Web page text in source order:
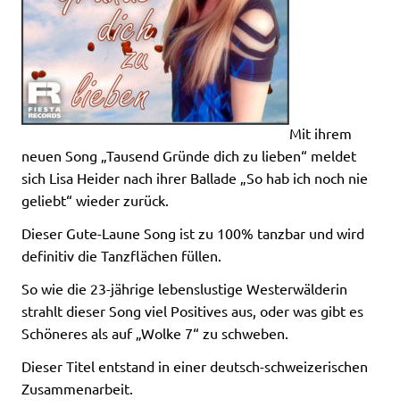
Mit ihrem
neuen Song „Tausend Gründe dich zu lieben“ meldet
sich Lisa Heider nach ihrer Ballade „So hab ich noch nie
geliebt“ wieder zurück.
Dieser Gute-Laune Song ist zu 100% tanzbar und wird
definitiv die Tanzflächen füllen.
So wie die 23-jährige lebenslustige Westerwälderin
strahlt dieser Song viel Positives aus, oder was gibt es
Schöneres als auf „Wolke 7“ zu schweben.
Dieser Titel entstand in einer deutsch-schweizerischen
Zusammenarbeit.